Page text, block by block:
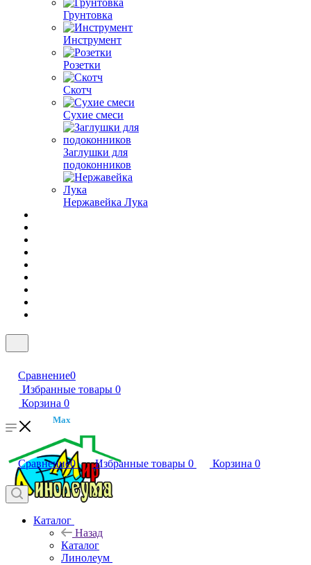
Грунтовка
Инструмент
Розетки
Скотч
Сухие смеси
Заглушки для
подоконников
Нержавейка Лука
Сравнение0
Избранные товары 0
Корзина 0
Max
Сравнение0 Избранные товары 0 Корзина 0
Каталог
Назад
Каталог
Линолеум